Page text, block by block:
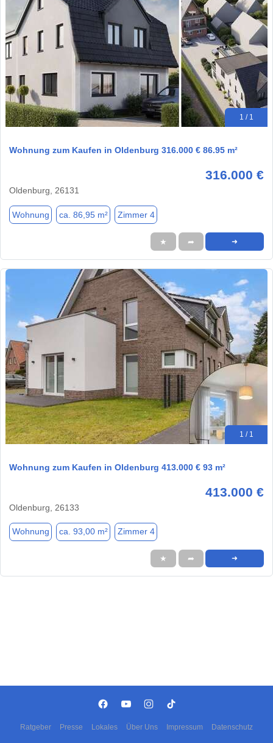
1 / 1
Wohnung zum Kaufen in Oldenburg 316.000 € 86.95 m²
316.000 €
Oldenburg, 26131
Wohnung ca. 86,95 m² Zimmer 4
★ ➦ ➜
1 / 1
Wohnung zum Kaufen in Oldenburg 413.000 € 93 m²
413.000 €
Oldenburg, 26133
Wohnung ca. 93,00 m² Zimmer 4
★ ➦ ➜
Ratgeber Presse Lokales Über Uns Impressum Datenschutz